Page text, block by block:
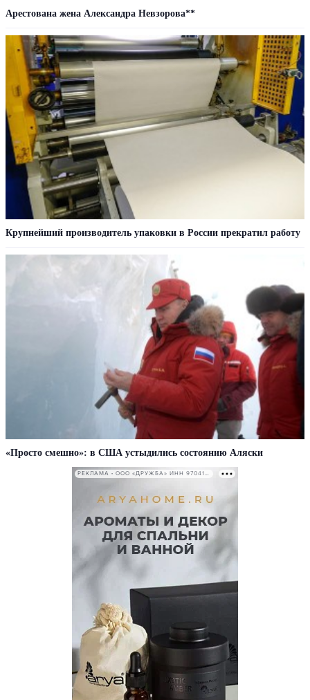
Арестована жена Александра Невзорова**
Крупнейший производитель упаковки в России прекратил работу
«Просто смешно»: в США устыдились состоянию Аляски
РЕКЛАМА • ООО «ДРУЖБА» ИНН 9704146411